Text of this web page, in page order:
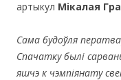
артыкул Мікалая
Сама будоўля
Спачатку былі
яшчэ к чэмпіянату